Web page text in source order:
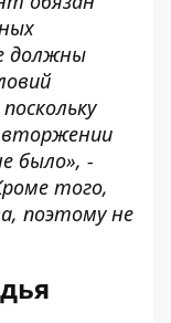
должны
вторжении
было», -
того,
поэтому не